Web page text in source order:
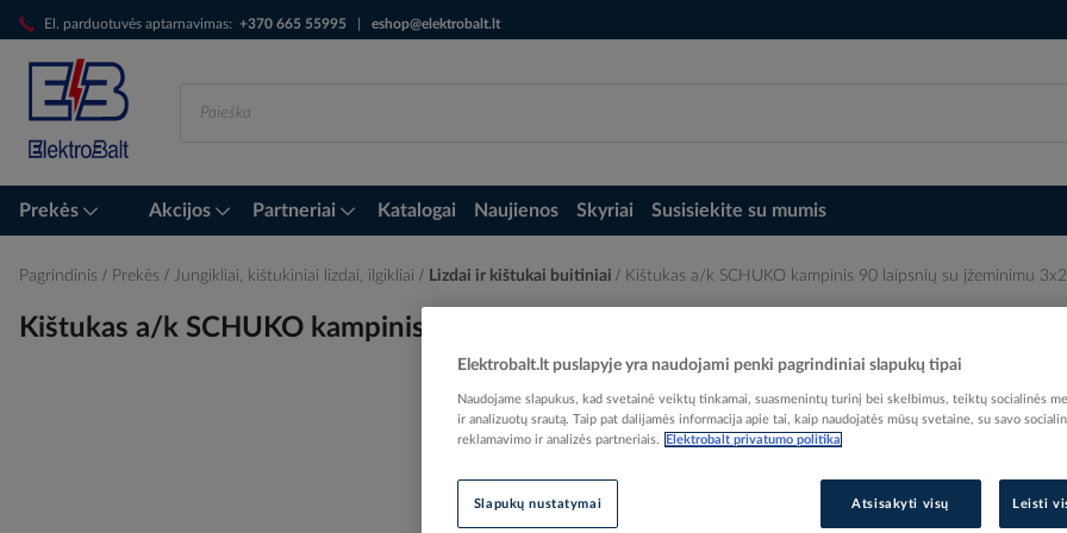
El. parduotuvės aptarnavimas: +370 665 55995 eshop@elektrobalt.lt
Skip
to
Content
Prekės Akcijos Partneriai Katalogai Naujienos Skyriai Susisiekite su mumis
Pagrindinis Prekės Jungikliai, kištukiniai lizdai, ilgikliai Lizdai ir kištukai buitiniai Kištukas a/k SCHUKO kampinis 90 laipsnių su įžeminimu
Kištukas a/k SCHUKO kampinis 90 laipsnių su įžeminimu 3x2.5mm2 16A 250V
Gamintojo prekės kodas
Elektrobalt.lt puslapyje yra naudojami penki pagrindiniai slapukų tipai
Naudojame slapukus, kad svetainė veiktų tinkamai, suasmenintų turinį bei skelbimus, teiktų socialinės
ir analizuotų srautą. Taip pat dalijamės informacija apie tai, kaip naudojatės mūsų svetaine, su savo
reklamavimo ir analizės partneriais.
Elektrobalt privatumo politika
Slapukų nustatymai Atsisakyti visų Leisti